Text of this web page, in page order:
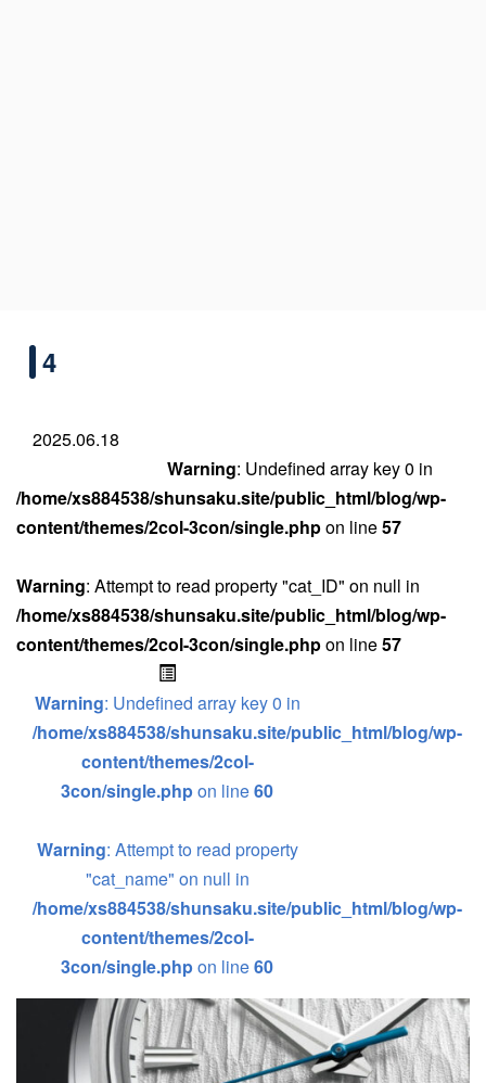
4
2025.06.18
Warning: Undefined array key 0 in
/home/xs884538/shunsaku.site/public_html/blog/wp-
content/themes/2col-3con/single.phpon line57
Warning: Attempt to read property "cat_ID" on null in
/home/xs884538/shunsaku.site/public_html/blog/wp-
content/themes/2col-3con/single.phpon line57
Warning: Undefined array key 0 in
/home/xs884538/shunsaku.site/public_html/blog/wp-
content/themes/2col-
3con/single.phpon line60
Warning: Attempt to read property
"cat_name" on null in
/home/xs884538/shunsaku.site/public_html/blog/wp-
content/themes/2col-
3con/single.phpon line60